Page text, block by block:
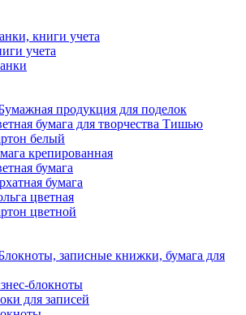
книги учета
учета
продукция для поделок
бумага для творчества Тишью
белый
крепированная
бумага
бумага
цветная
цветной
записные книжки, бумага для
блокноты
для записей